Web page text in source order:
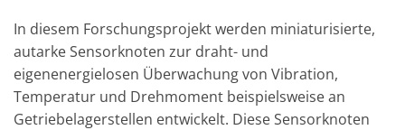
In diesem Forschungsprojekt werden miniaturisierte,
autarke Sensorknoten zur draht- und
eigenenergielosen Überwachung von Vibration,
Temperatur und Drehmoment beispielsweise an
Getriebelagerstellen entwickelt. Diese Sensorknoten